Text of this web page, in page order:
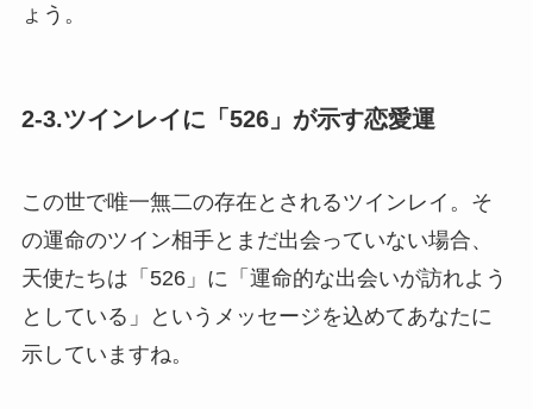
ょう。
2-3.ツインレイに「526」が示す恋愛運
この世で唯一無二の存在とされるツインレイ。そ
の運命のツイン相手とまだ出会っていない場合、
天使たちは「526」に「運命的な出会いが訪れよう
としている」というメッセージを込めてあなたに
示していますね。